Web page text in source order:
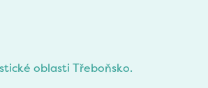
oblasti Třeboňsko.